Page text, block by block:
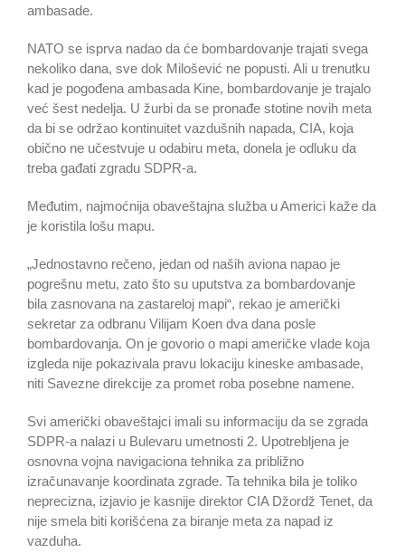
ambasade.
NATO se isprva nadao da će bombardovanje trajati svega
nekoliko dana, sve dok Milošević ne popusti. Ali u trenutku
kad je pogođena ambasada Kine, bombardovanje je trajalo
već šest nedelja. U žurbi da se pronađe stotine novih meta
da bi se održao kontinuitet vazdušnih napada, CIA, koja
obično ne učestvuje u odabiru meta, donela je odluku da
treba gađati zgradu SDPR-a.
Međutim, najmoćnija obaveštajna služba u Americi kaže da
je koristila lošu mapu.
„Jednostavno rečeno, jedan od naših aviona napao je
pogrešnu metu, zato što su uputstva za bombardovanje
bila zasnovana na zastareloj mapi“, rekao je američki
sekretar za odbranu Vilijam Koen dva dana posle
bombardovanja. On je govorio o mapi američke vlade koja
izgleda nije pokazivala pravu lokaciju kineske ambasade,
niti Savezne direkcije za promet roba posebne namene.
Svi američki obaveštajci imali su informaciju da se zgrada
SDPR-a nalazi u Bulevaru umetnosti 2. Upotrebljena je
osnovna vojna navigaciona tehnika za približno
izračunavanje koordinata zgrade. Ta tehnika bila je toliko
neprecizna, izjavio je kasnije direktor CIA Džordž Tenet, da
nije smela biti korišćena za biranje meta za napad iz
vazduha.